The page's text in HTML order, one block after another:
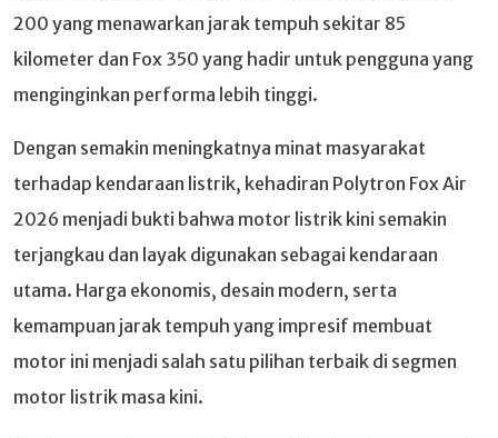
200 yang menawarkan jarak tempuh sekitar 85
kilometer dan Fox 350 yang hadir untuk pengguna yang
menginginkan performa lebih tinggi.
Dengan semakin meningkatnya minat masyarakat
terhadap kendaraan listrik, kehadiran Polytron Fox Air
2026 menjadi bukti bahwa motor listrik kini semakin
terjangkau dan layak digunakan sebagai kendaraan
utama. Harga ekonomis, desain modern, serta
kemampuan jarak tempuh yang impresif membuat
motor ini menjadi salah satu pilihan terbaik di segmen
motor listrik masa kini.